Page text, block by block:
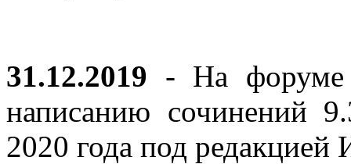
31.12.2019 - На форуме
написанию сочинений
2020 года под